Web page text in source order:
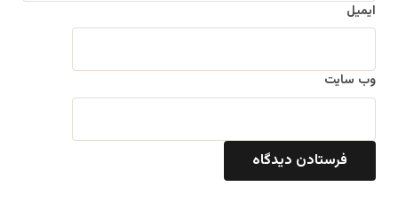
ایمیل
وب‌ سایت